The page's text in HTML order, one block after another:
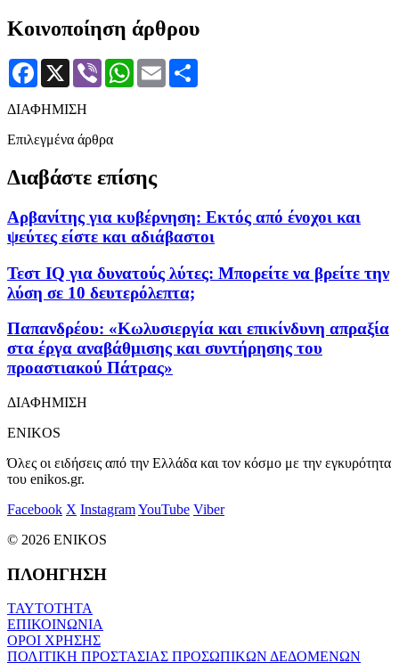
Κοινοποίηση άρθρου
Facebook
X Viber WhatsApp
Email
ΔΙΑΦΗΜΙΣΗ
Επιλεγμένα άρθρα
Διαβάστε επίσης
Αρβανίτης για κυβέρνηση: Εκτός από ένοχοι και
ψεύτες είστε και αδιάβαστοι
Τεστ IQ για δυνατούς λύτες: Mπορείτε να βρείτε την
λύση σε 10 δευτερόλεπτα;
Παπανδρέου: «Κωλυσιεργία και επικίνδυνη απραξία
στα έργα αναβάθμισης και συντήρησης του
προαστιακού Πάτρας»
ΔΙΑΦΗΜΙΣΗ
ENIKOS
Όλες οι ειδήσεις από την Ελλάδα και τον κόσμο με την εγκυρότητα
του enikos.gr.
Facebook X InstagramYouTube Viber
© 2026 ENIKOS
ΠΛΟΗΓΗΣΗ
ΤΑΥΤΟΤΗΤΑ
ΕΠΙΚΟΙΝΩΝΙΑ
ΟΡΟΙ ΧΡΗΣΗΣ
ΠΟΛΙΤΙΚΗ ΠΡΟΣΤΑΣΙΑΣ ΠΡΟΣΩΠΙΚΩΝ ΔΕΔΟΜΕΝΩΝ